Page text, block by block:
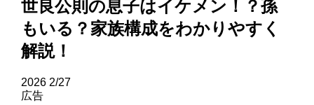
世良公則の息子はイケメン！？孫
もいる？家族構成をわかりやすく
解説！
2026 2/27
広告